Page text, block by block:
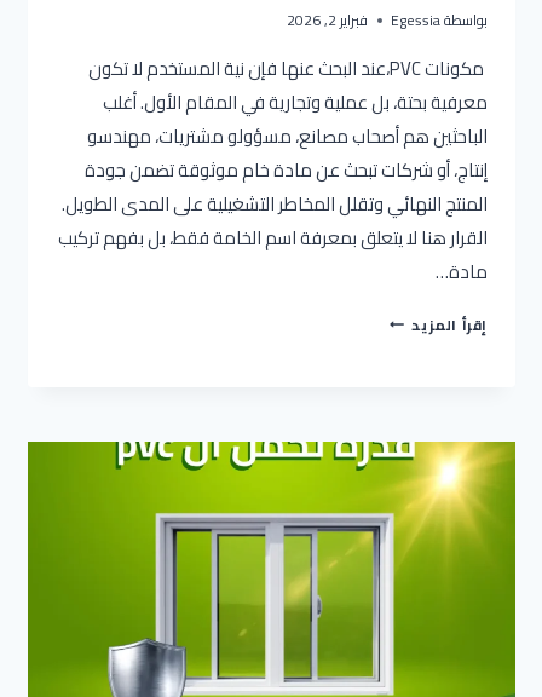
بواسطةEgessia فبراير 2, 2026
مكونات PVC،عند البحث عنها فإن نية المستخدم لا تكون
معرفية بحتة، بل عملية وتجارية في المقام الأول. أغلب
الباحثين هم أصحاب مصانع، مسؤولو مشتريات، مهندسو
إنتاج، أو شركات تبحث عن مادة خام موثوقة تضمن جودة
المنتج النهائي وتقلل المخاطر التشغيلية على المدى الطويل.
القرار هنا لا يتعلق بمعرفة اسم الخامة فقط، بل بفهم تركيب
مادة…
إقرأ المزيد مكونات